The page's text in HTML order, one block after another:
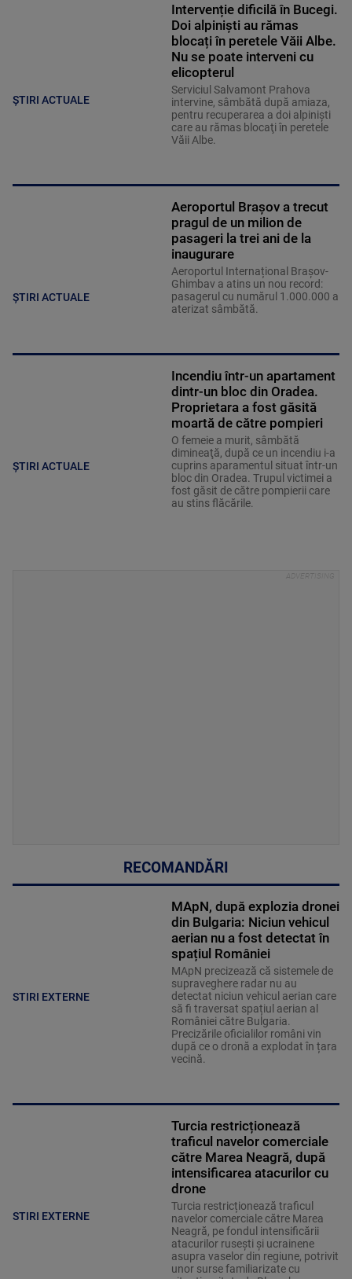
ȘTIRI ACTUALE
Intervenție dificilă în Bucegi.
Doi alpiniști au rămas
blocați în peretele Văii Albe.
Nu se poate interveni cu
elicopterul
Serviciul Salvamont Prahova
intervine, sâmbătă după amiaza,
pentru recuperarea a doi alpinişti
care au rămas blocaţi în peretele
Văii Albe.
ȘTIRI ACTUALE
Aeroportul Brașov a trecut
pragul de un milion de
pasageri la trei ani de la
inaugurare
Aeroportul Internațional Brașov-
Ghimbav a atins un nou record:
pasagerul cu numărul 1.000.000 a
aterizat sâmbătă.
ȘTIRI ACTUALE
Incendiu într-un apartament
dintr-un bloc din Oradea.
Proprietara a fost găsită
moartă de către pompieri
O femeie a murit, sâmbătă
dimineaţă, după ce un incendiu i-a
cuprins aparamentul situat într-un
bloc din Oradea. Trupul victimei a
fost găsit de către pompierii care
au stins flăcările.
RECOMANDĂRI
STIRI EXTERNE
MApN, după explozia dronei
din Bulgaria: Niciun vehicul
aerian nu a fost detectat în
spațiul României
MApN precizează că sistemele de
supraveghere radar nu au
detectat niciun vehicul aerian care
să fi traversat spațiul aerian al
României către Bulgaria.
Precizările oficialilor români vin
după ce o dronă a explodat în țara
vecină.
STIRI EXTERNE
Turcia restricționează
traficul navelor comerciale
către Marea Neagră, după
intensificarea atacurilor cu
drone
Turcia restricționează traficul
navelor comerciale către Marea
Neagră, pe fondul intensificării
atacurilor rusești și ucrainene
asupra vaselor din regiune, potrivit
unor surse familiarizate cu